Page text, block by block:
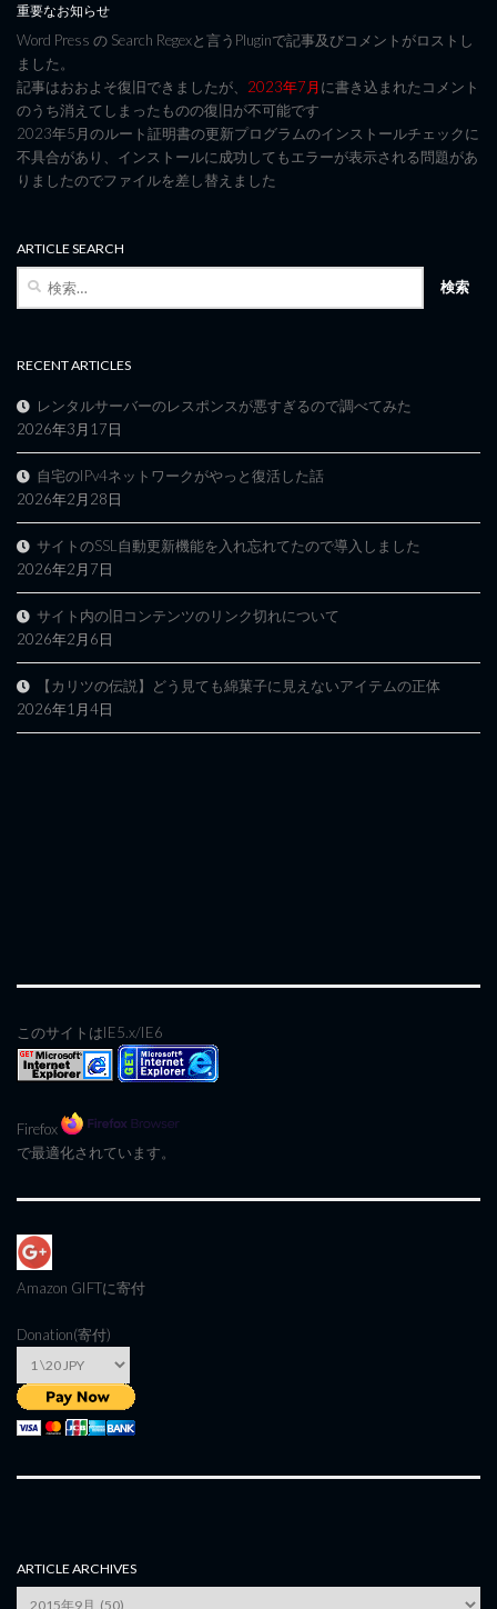
重要なお知らせ
Word Press の Search Regexと言うPluginで記事及びコメントがロストし
ました。
記事はおおよそ復旧できましたが、 2023年7月に書き込まれたコメント
のうち消えてしまったものの復旧が不可能です
2023年5月のルート証明書の更新プログラムのインストールチェックに
不具合があり、インストールに成功してもエラーが表示される問題があ
りましたのでファイルを差し替えました
ARTICLE SEARCH
RECENT ARTICLES
レンタルサーバーのレスポンスが悪すぎるので調べてみた
2026年3月17日
自宅のIPv4ネットワークがやっと復活した話
2026年2月28日
サイトのSSL自動更新機能を入れ忘れてたので導入しました
2026年2月7日
サイト内の旧コンテンツのリンク切れについて
2026年2月6日
【カリツの伝説】どう見ても綿菓子に見えないアイテムの正体
2026年1月4日
このサイトはIE5.x/IE6
Firefox
で最適化されています。
Amazon GIFTに寄付
Donation(寄付)
ARTICLE ARCHIVES